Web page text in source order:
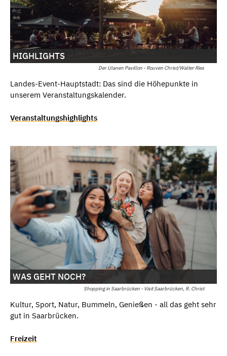
Der Ulanen Pavillon - Rouven Christ/Walter Ries
HIGHLIGHTS
Landes-Event-Hauptstadt: Das sind die Höhepunkte in
unserem Veranstaltungskalender.
Veranstaltungshighlights
Shopping in Saarbrücken - Visit Saarbrücken, R. Christ
WAS GEHT NOCH?
Kultur, Sport, Natur, Bummeln, Genießen - all das geht sehr
gut in Saarbrücken.
Freizeit